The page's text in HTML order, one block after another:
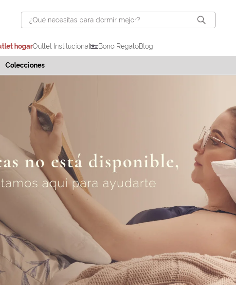
¿Qué necesitas para dormir mejor?
hogarOutlet Institucional Bono RegaloBlog
Colecciones